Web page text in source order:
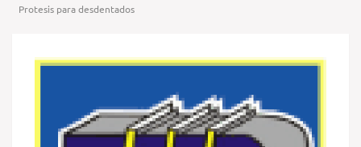
Protesis para desdentados